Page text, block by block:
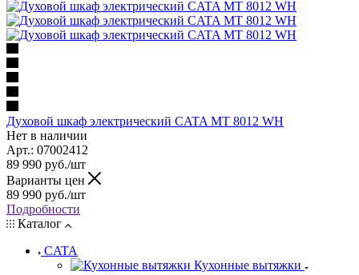
Духовой шкаф электрический CATA MT 8012 WH
Нет в наличии
Арт.: 07002412
89 990 руб./шт
Варианты цен
89 990 руб./шт
Подробности
Каталог
CATA
Кухонные вытяжки